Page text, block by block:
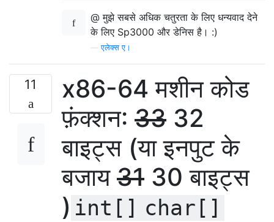
@ मुझे सबसे अधिक चतुरता के लिए धन्यवाद देने
के लिए Sp3000 और डेनिस है। :)
—एलेक्स ए।
11
x86-64 मशीन कोड
फ़ंक्शन: 33 32
बाइट्स (या इनपुट के
बजाय 31 30 बाइट्स
) int[] char[]